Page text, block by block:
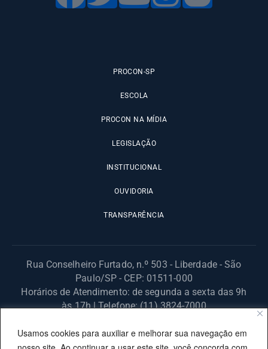
Usamos cookies para auxiliar e melhorar sua navegação em
PROCON-SP
ESCOLA
PROCON NA MÍDIA
LEGISLAÇÃO
INSTITUCIONAL
OUVIDORIA
TRANSPARÊNCIA
Rua Conselheiro Furtado, n.º 503 - Liberdade - São
Paulo/SP - CEP: 01511-000
Horários de Atendimento: de segunda a sexta das 9h
às 17h | Telefone: (11) 3824-7000
© 2025 Fundação Procon – SP – Todos os direitos reservados. |
Site desenvolvido pela PRODESP.